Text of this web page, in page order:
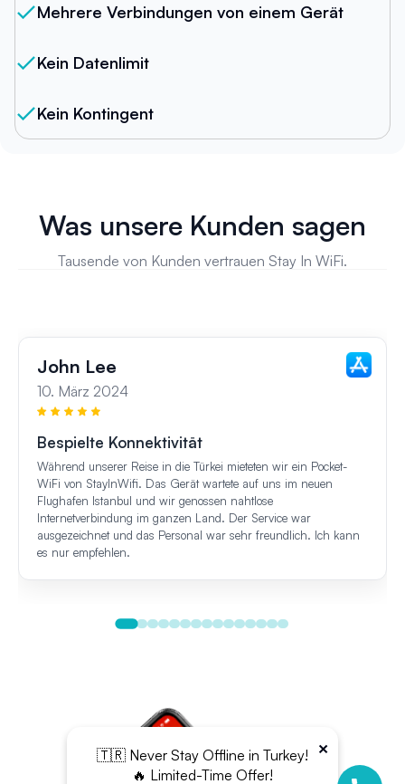
Mehrere Verbindungen von einem Gerät
Kein Datenlimit
Kein Kontingent
Was unsere Kunden sagen
Tausende von Kunden vertrauen Stay In WiFi.
John Lee
10. März 2024
Bespielte Konnektivität
Während unserer Reise in die Türkei mieteten wir ein Pocket-
WiFi von StayInWifi. Das Gerät wartete auf uns im neuen
Flughafen Istanbul und wir genossen nahtlose
Internetverbindung im ganzen Land. Der Service war
ausgezeichnet und das Personal war sehr freundlich. Ich kann
es nur empfehlen.
×
🇹🇷 Never Stay Offline in Turkey!
🔥 Limited-Time Offer!